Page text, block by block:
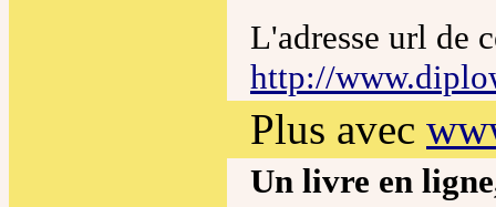
L'adresse url de
http://
Plus avec
Un livre en